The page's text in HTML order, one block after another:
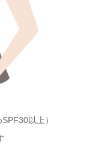
以上）